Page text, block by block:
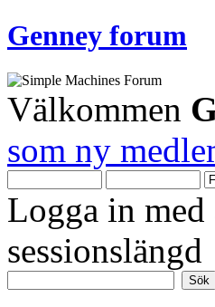
Genney forum
Välkommen
som ny
Logga in med
sessionslängd